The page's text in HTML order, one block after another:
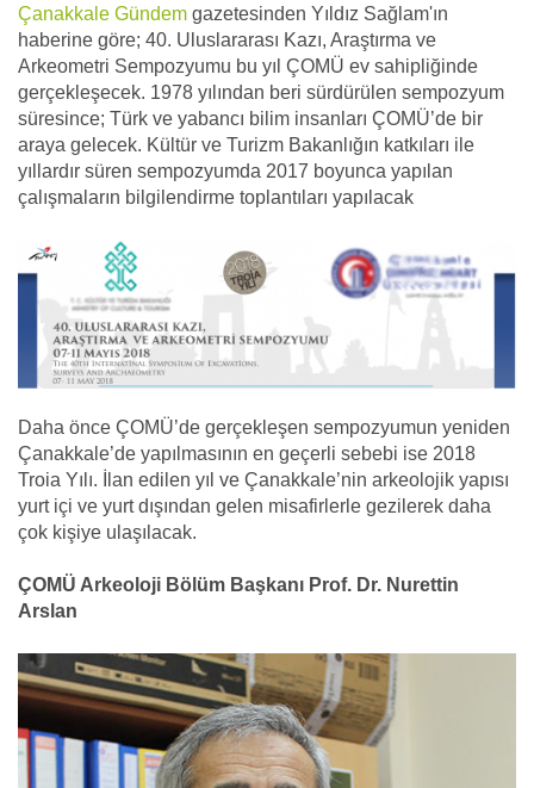
Çanakkale Gündem gazetesinden Yıldız Sağlam'ın
haberine göre; 40. Uluslararası Kazı, Araştırma ve
Arkeometri Sempozyumu bu yıl ÇOMÜ ev sahipliğinde
gerçekleşecek. 1978 yılından beri sürdürülen sempozyum
süresince; Türk ve yabancı bilim insanları ÇOMÜ’de bir
araya gelecek. Kültür ve Turizm Bakanlığın katkıları ile
yıllardır süren sempozyumda 2017 boyunca yapılan
çalışmaların bilgilendirme toplantıları yapılacak
Daha önce ÇOMÜ’de gerçekleşen sempozyumun yeniden
Çanakkale’de yapılmasının en geçerli sebebi ise 2018
Troia Yılı. İlan edilen yıl ve Çanakkale’nin arkeolojik yapısı
yurt içi ve yurt dışından gelen misafirlerle gezilerek daha
çok kişiye ulaşılacak.
ÇOMÜ Arkeoloji Bölüm Başkanı Prof. Dr. Nurettin
Arslan